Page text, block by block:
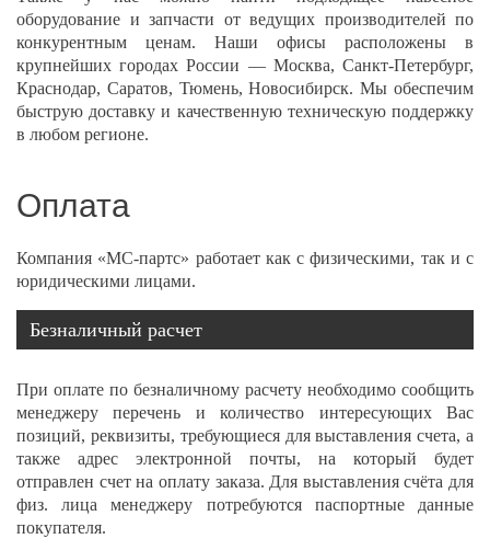
оборудование и запчасти от ведущих производителей по
конкурентным ценам. Наши офисы расположены в
крупнейших городах России — Москва, Санкт-Петербург,
Краснодар, Саратов, Тюмень, Новосибирск. Мы обеспечим
быструю доставку и качественную техническую поддержку
в любом регионе.
Оплата
Компания «МС-партс» работает как с физическими, так и с
юридическими лицами.
Безналичный расчет
При оплате по безналичному расчету необходимо сообщить
менеджеру перечень и количество интересующих Вас
позиций, реквизиты, требующиеся для выставления счета, а
также адрес электронной почты, на который будет
отправлен счет на оплату заказа. Для выставления счёта для
физ. лица менеджеру потребуются паспортные данные
покупателя.